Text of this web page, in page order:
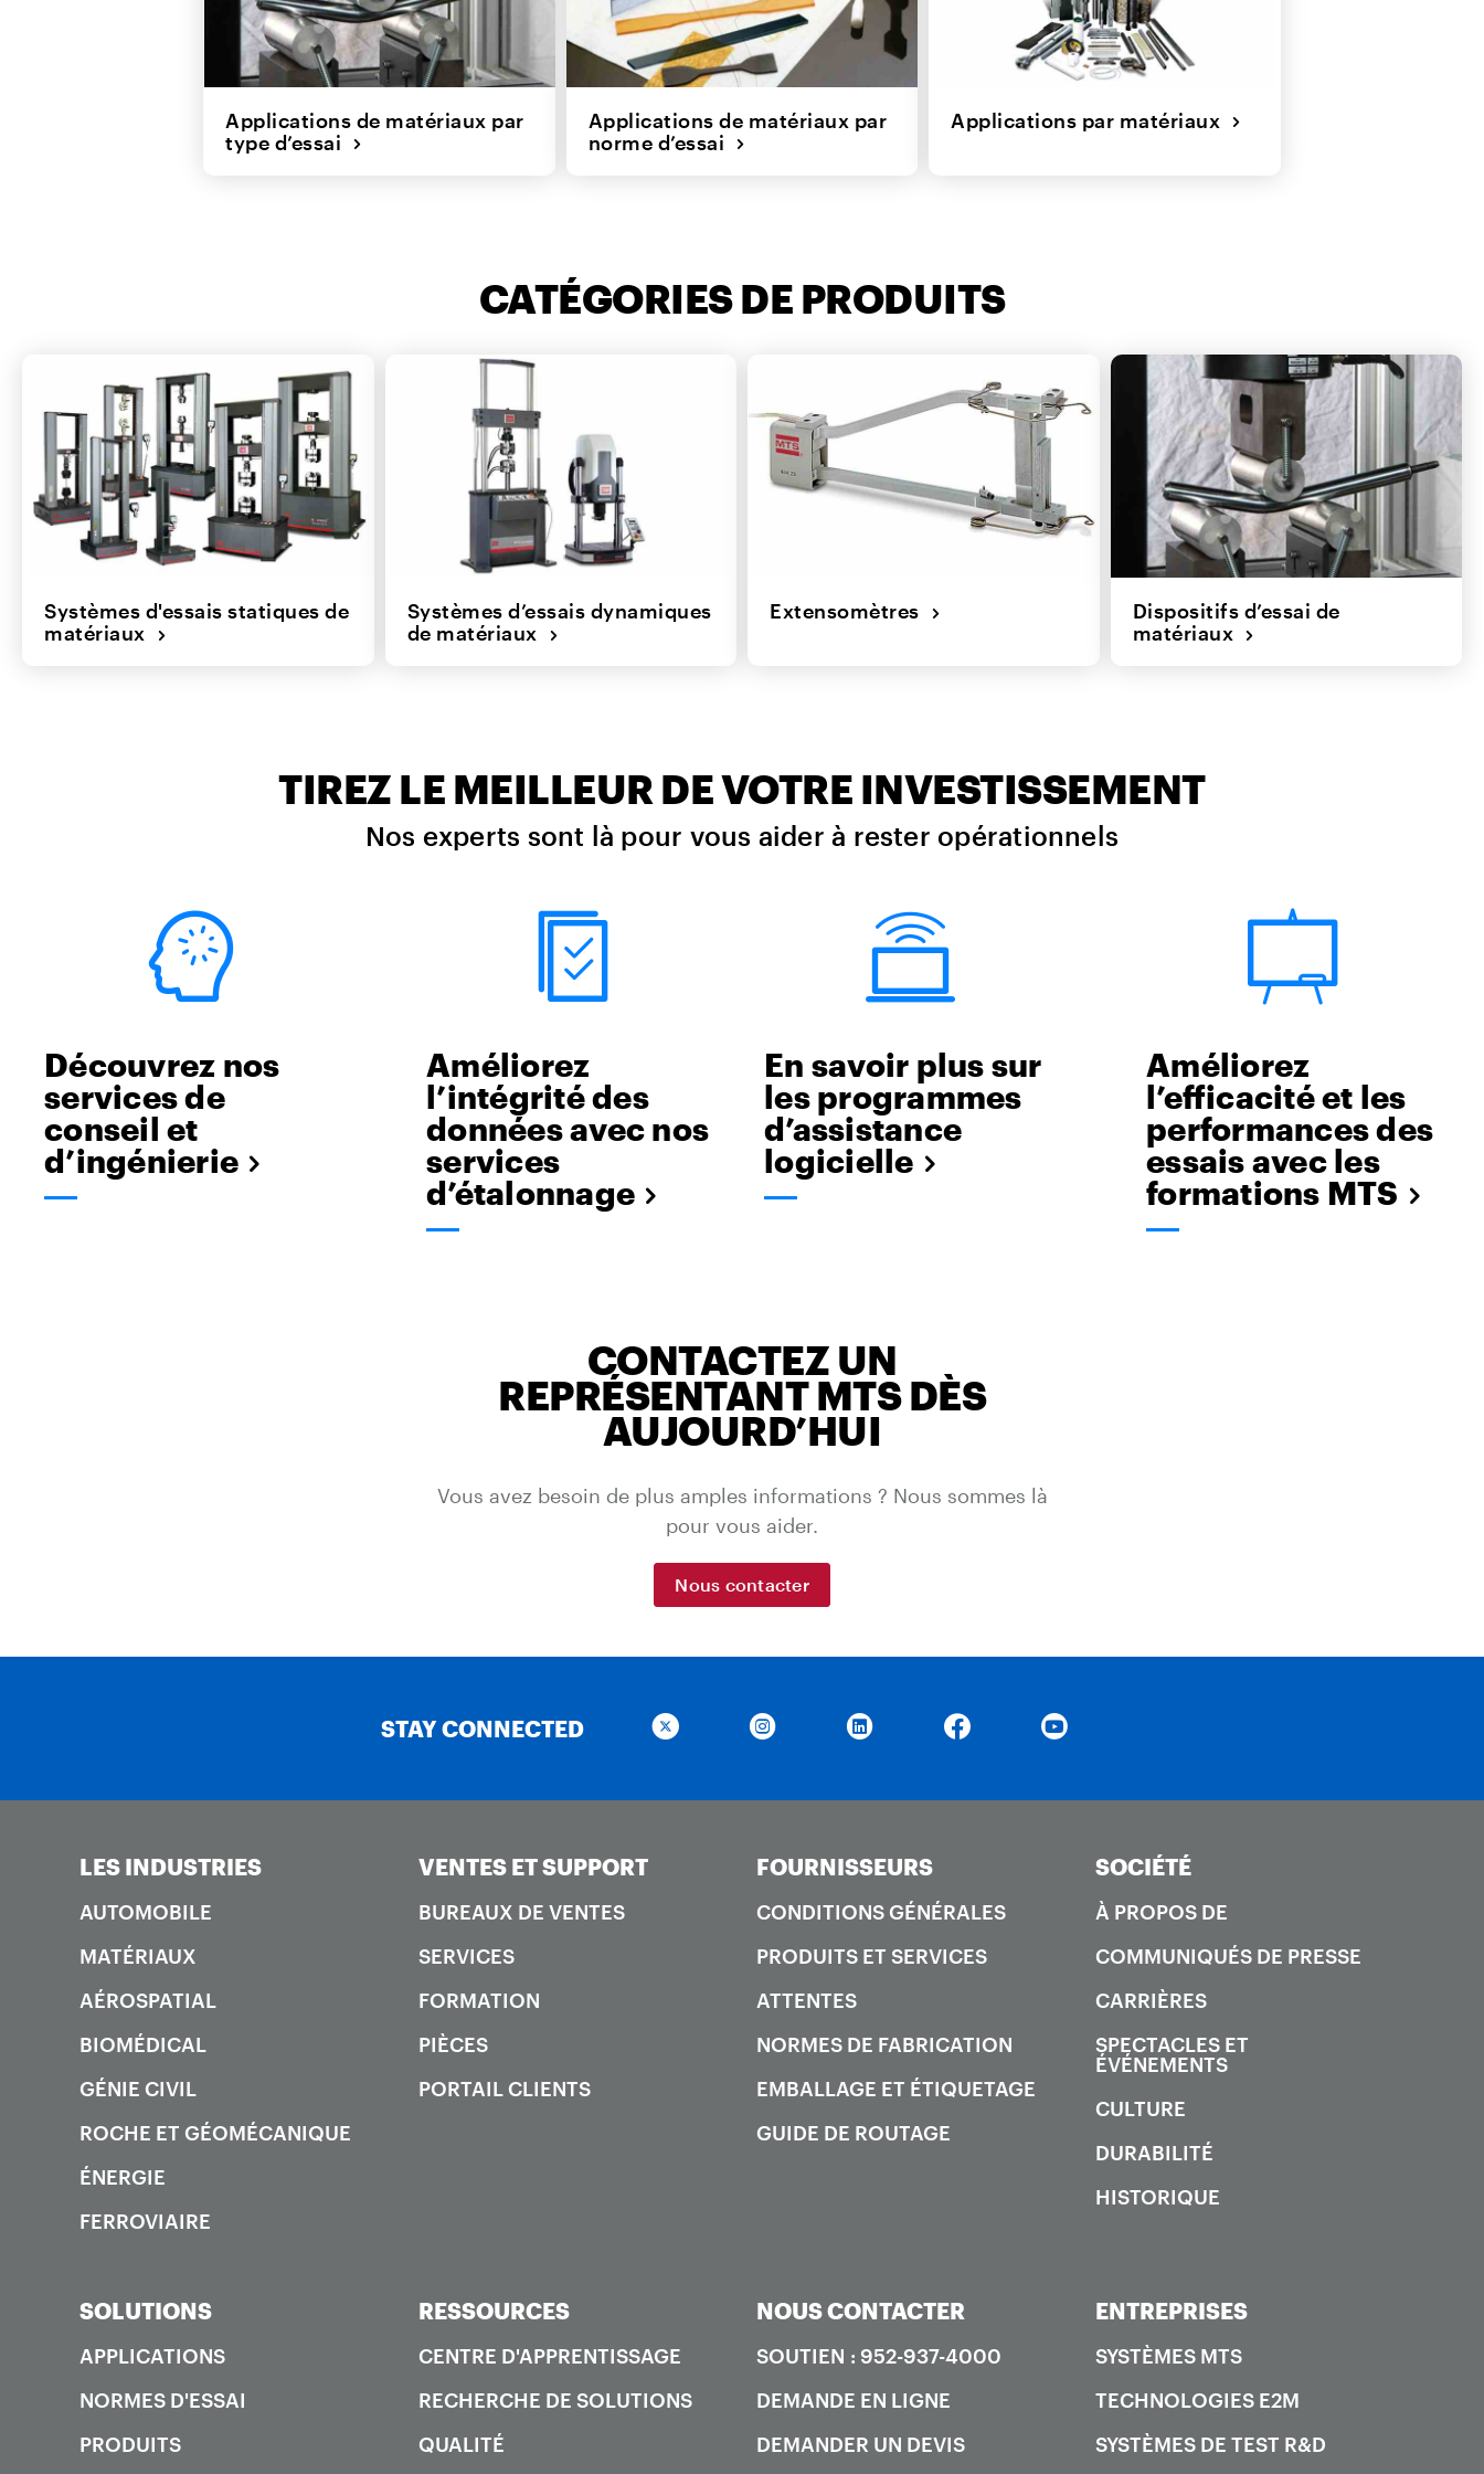
Applications de matériaux par
type d’essai
Applications de matériaux par
norme d’essai
Applications par matériaux
CATÉGORIES DE PRODUITS
Systèmes d'essais statiques de
matériaux
Systèmes d’essais dynamiques
de matériaux
Extensomètres
Dispositifs d’essai de
matériaux
TIREZ LE MEILLEUR DE VOTRE INVESTISSEMENT
Nos experts sont là pour vous aider à rester opérationnels
Découvrez nos
services de
conseil et
d’ingénierie
Améliorez
l’intégrité des
données avec nos
services
d’étalonnage
En savoir plus sur
les programmes
d’assistance
logicielle
Améliorez
l’efficacité et les
performances des
essais avec les
formations MTS
CONTACTEZ UN
REPRÉSENTANT MTS DÈS
AUJOURD’HUI
Vous avez besoin de plus amples informations ? Nous sommes là
pour vous aider.
Nous contacter
STAY CONNECTED
LES INDUSTRIES
AUTOMOBILE
MATÉRIAUX
AÉROSPATIAL
BIOMÉDICAL
GÉNIE CIVIL
ROCHE ET GÉOMÉCANIQUE
ÉNERGIE
FERROVIAIRE
VENTES ET SUPPORT
BUREAUX DE VENTES
SERVICES
FORMATION
PIÈCES
PORTAIL CLIENTS
FOURNISSEURS
CONDITIONS GÉNÉRALES
PRODUITS ET SERVICES
ATTENTES
NORMES DE FABRICATION
EMBALLAGE ET ÉTIQUETAGE
GUIDE DE ROUTAGE
SOCIÉTÉ
À PROPOS DE
COMMUNIQUÉS DE PRESSE
CARRIÈRES
SPECTACLES ET
ÉVÉNEMENTS
CULTURE
DURABILITÉ
HISTORIQUE
SOLUTIONS
APPLICATIONS
NORMES D'ESSAI
PRODUITS
RESSOURCES
CENTRE D'APPRENTISSAGE
RECHERCHE DE SOLUTIONS
QUALITÉ
NOUS CONTACTER
SOUTIEN : 952-937-4000
DEMANDE EN LIGNE
DEMANDER UN DEVIS
ENTREPRISES
SYSTÈMES MTS
TECHNOLOGIES E2M
SYSTÈMES DE TEST R&D